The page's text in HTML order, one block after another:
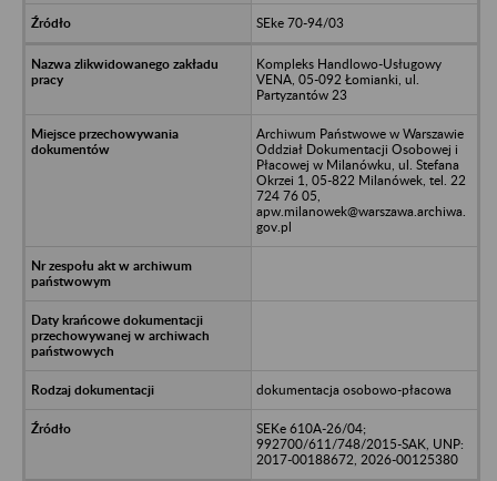
SEke 70-94/03
Kompleks Handlowo-Usługowy
VENA, 05-092 Łomianki, ul.
Partyzantów 23
Archiwum Państwowe w Warszawie
Oddział Dokumentacji Osobowej i
Płacowej w Milanówku, ul. Stefana
Okrzei 1, 05-822 Milanówek, tel. 22
724 76 05,
apw.milanowek@warszawa.archiwa.
gov.pl
dokumentacja osobowo-płacowa
SEKe 610A-26/04;
992700/611/748/2015-SAK, UNP:
2017-00188672, 2026-00125380